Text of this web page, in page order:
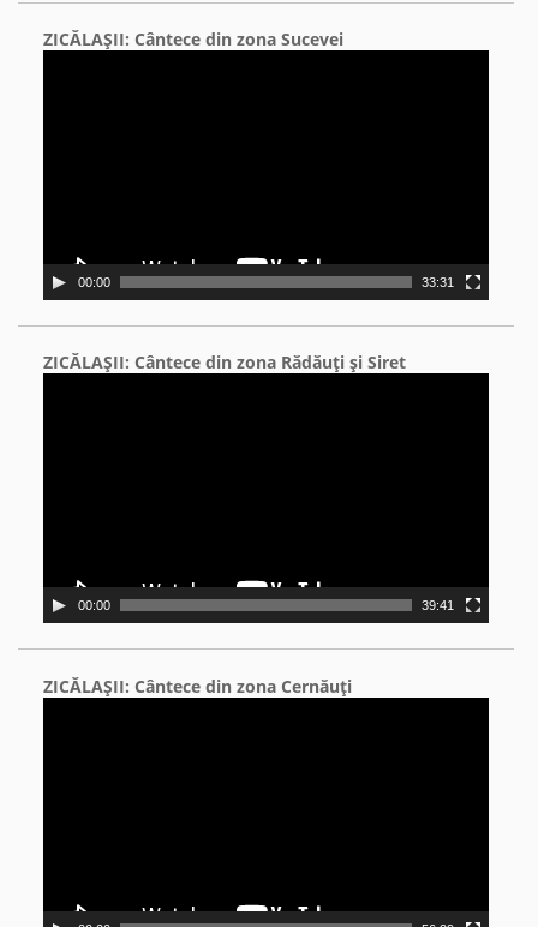
ZICĂLAŞII: Cântece din zona Sucevei
00:00 33:31
ZICĂLAŞII: Cântece din zona Rădăuţi şi Siret
00:00 39:41
ZICĂLAŞII: Cântece din zona Cernăuţi